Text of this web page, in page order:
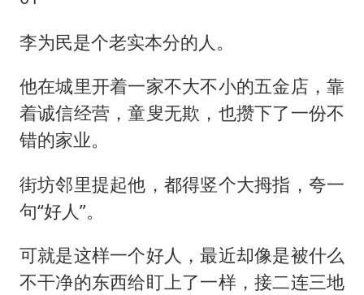
李为民是个老实本分的人。
他在城里开着一家不大不小的五金店，靠
着诚信经营，童叟无欺，也攒下了一份不
错的家业。
街坊邻里提起他，都得竖个大拇指，夸一
句“好人”。
可就是这样一个好人，最近却像是被什么
不干净的东西给盯上了一样，接二连三地